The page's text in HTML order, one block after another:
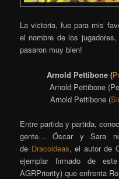
La victoria, fue para mis
el nombre de los
pasaron muy bien!
Arnold Pettibone (
Arnold Pettibone
Arnold Pettibone (
Entre partida y partida,
gente… Óscar y Sara
de Dracoideas, el autor de
ejemplar firmado de
AGRPriority) que enfrenta